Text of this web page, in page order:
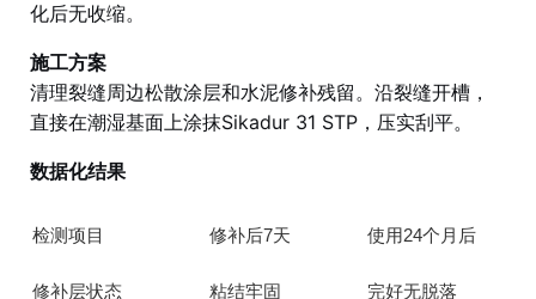
化后无收缩。
施工方案
清理裂缝周边松散涂层和水泥修补残留。沿裂缝开槽，
直接在潮湿基面上涂抹Sikadur 31 STP，压实刮平。
数据化结果
检测项目 修补后7天 使用24个月后
修补层状态 粘结牢固 完好无脱落